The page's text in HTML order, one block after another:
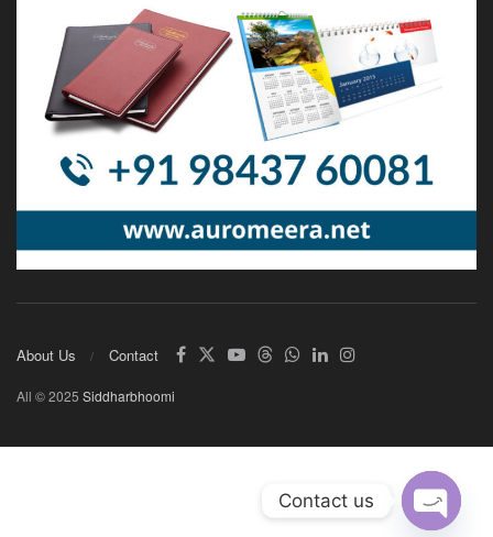
About Us Contact
All © 2025 Siddharbhoomi
Contact us